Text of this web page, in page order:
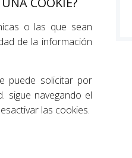
o las que sean
de la información
puede solicitar por
sigue navegando el
las cookies.